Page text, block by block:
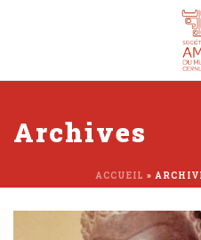
Archives
ACCUEIL »